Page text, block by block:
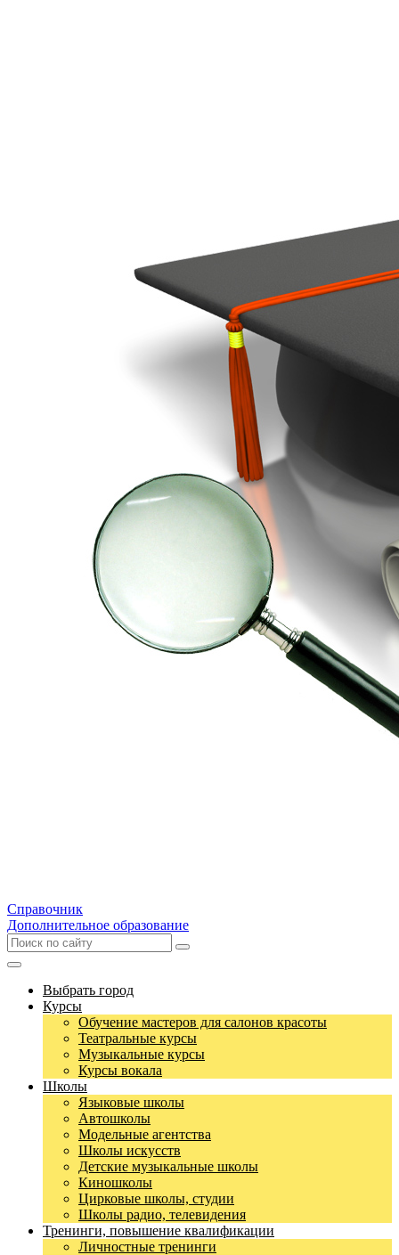
Справочник
Дополнительное образование
Выбрать город
Курсы
Обучение мастеров для салонов красоты
Театральные курсы
Музыкальные курсы
Курсы вокала
Школы
Языковые школы
Автошколы
Модельные агентства
Школы искусств
Детские музыкальные школы
Киношколы
Цирковые школы, студии
Школы радио, телевидения
Тренинги, повышение квалификации
Личностные тренинги